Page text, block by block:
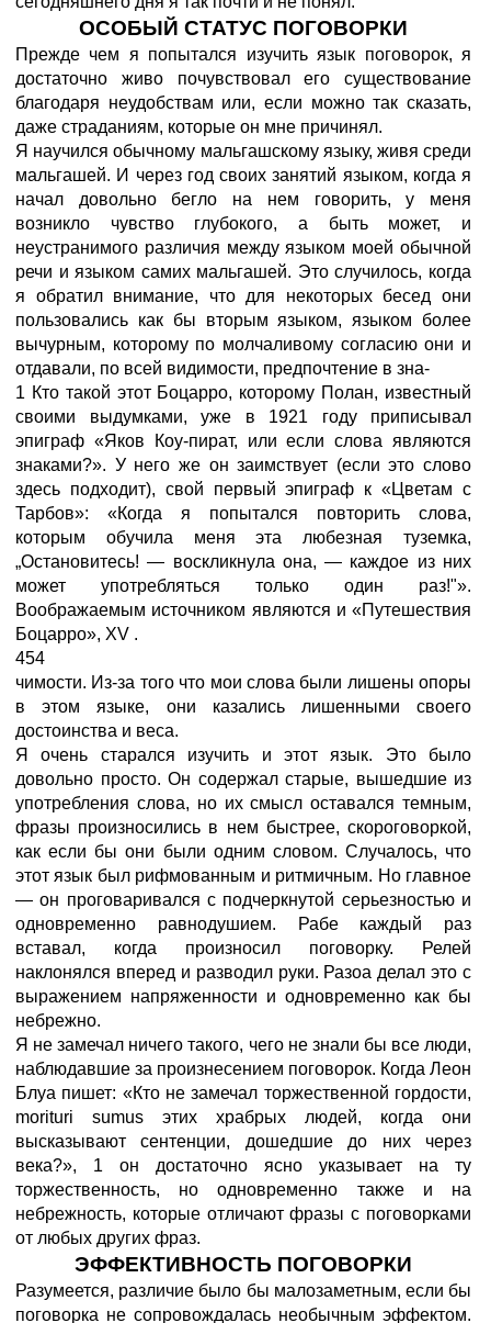
ОСОБЫЙ СТАТУС ПОГОВОРКИ
Прежде чем я попытался изучить язык поговорок, я
достаточно живо почувствовал его существование
благодаря неудобствам или, если можно так сказать,
даже страданиям, которые он мне причинял.
Я научился обычному мальгашскому языку, живя среди
мальгашей. И через год своих занятий языком, когда я
начал довольно бегло на нем говорить, у меня
возникло чувство глубокого, а быть может, и
неустранимого различия между языком моей обычной
речи и языком самих мальгашей. Это случилось, когда
я обратил внимание, что для некоторых бесед они
пользовались как бы вторым языком, языком более
вычурным, которому по молчаливому согласию они и
отдавали, по всей видимости, предпочтение в зна-
1 Кто такой этот Боцарро, которому Полан, известный
своими выдумками, уже в 1921 году приписывал
эпиграф «Яков Коу-пират, или если слова являются
знаками?». У него же он заимствует (если это слово
здесь подходит), свой первый эпиграф к «Цветам с
Тарбов»: «Когда я попытался повторить слова,
которым обучила меня эта любезная туземка,
„Остановитесь! — воскликнула она, — каждое из них
может употребляться только один раз!"».
Воображаемым источником являются и «Путешествия
Боцарро», XV .
454
чимости. Из-за того что мои слова были лишены опоры
в этом языке, они казались лишенными своего
достоинства и веса.
Я очень старался изучить и этот язык. Это было
довольно просто. Он содержал старые, вышедшие из
употребления слова, но их смысл оставался темным,
фразы произносились в нем быстрее, скороговоркой,
как если бы они были одним словом. Случалось, что
этот язык был рифмованным и ритмичным. Но главное
— он проговаривался с подчеркнутой серьезностью и
одновременно равнодушием. Рабе каждый раз
вставал, когда произносил поговорку. Релей
наклонялся вперед и разводил руки. Разоа делал это с
выражением напряженности и одновременно как бы
небрежно.
Я не замечал ничего такого, чего не знали бы все люди,
наблюдавшие за произнесением поговорок. Когда Леон
Блуа пишет: «Кто не замечал торжественной гордости,
morituri sumus этих храбрых людей, когда они
высказывают сентенции, дошедшие до них через
века?», 1 он достаточно ясно указывает на ту
торжественность, но одновременно также и на
небрежность, которые отличают фразы с поговорками
от любых других фраз.
ЭФФЕКТИВНОСТЬ ПОГОВОРКИ
Разумеется, различие было бы малозаметным, если бы
поговорка не сопровождалась необычным эффектом.